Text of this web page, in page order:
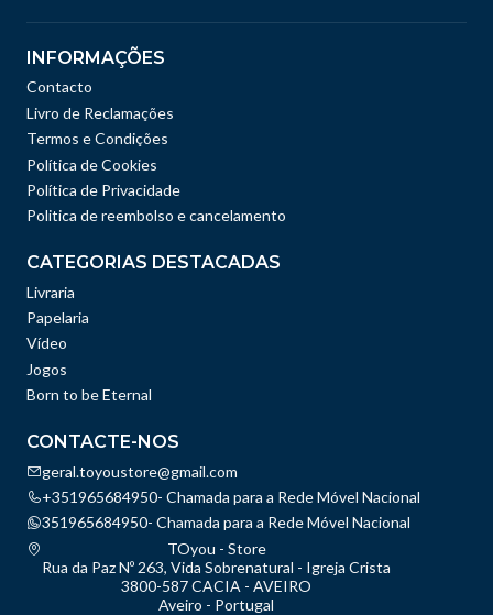
INFORMAÇÕES
Contacto
Livro de Reclamações
Termos e Condições
Política de Cookies
Política de Privacidade
Politica de reembolso e cancelamento
CATEGORIAS DESTACADAS
Livraria
Papelaria
Vídeo
Jogos
Born to be Eternal
CONTACTE-NOS
geral.toyoustore@gmail.com
+351965684950- Chamada para a Rede Móvel Nacional
351965684950- Chamada para a Rede Móvel Nacional
TOyou - Store
Rua da Paz Nº 263, Vida Sobrenatural - Igreja Crista
3800-587 CACIA - AVEIRO
Aveiro - Portugal